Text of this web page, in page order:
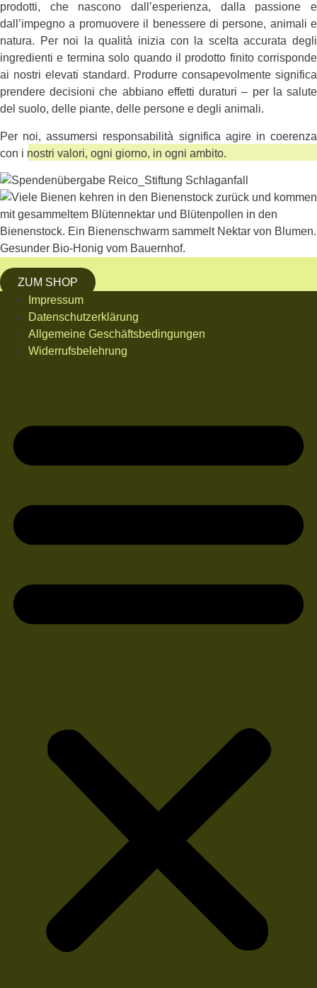
prodotti, che nascono dall’esperienza, dalla passione e
dall’impegno a promuovere il benessere di persone, animali e
natura. Per noi la qualità inizia con la scelta accurata degli
ingredienti e termina solo quando il prodotto finito corrisponde
ai nostri elevati standard. Produrre consapevolmente significa
prendere decisioni che abbiano effetti duraturi – per la salute
del suolo, delle piante, delle persone e degli animali.
Per noi, assumersi responsabilità significa agire in coerenza
con i nostri valori, ogni giorno, in ogni ambito.
ZUM SHOP
Impressum
Datenschutzerklärung
Allgemeine Geschäftsbedingungen
Widerrufsbelehrung